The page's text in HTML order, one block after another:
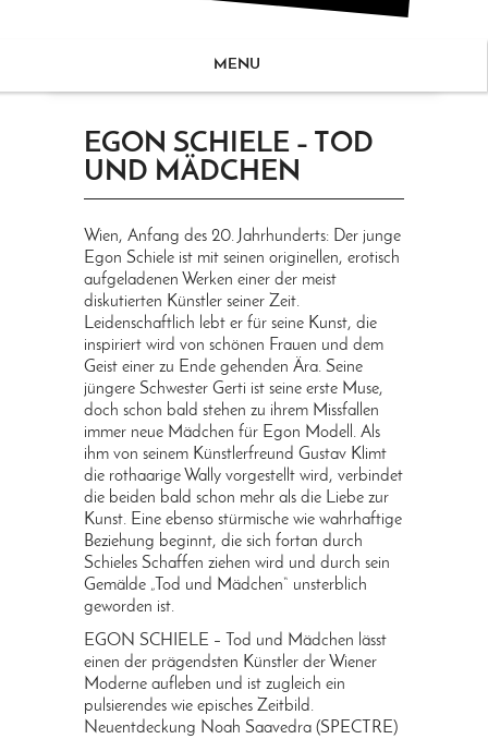
MENU
EGON SCHIELE – TOD
UND MÄDCHEN
Wien, Anfang des 20. Jahrhunderts: Der junge
Egon Schiele ist mit seinen originellen, erotisch
aufgeladenen Werken einer der meist
diskutierten Künstler seiner Zeit.
Leidenschaftlich lebt er für seine Kunst, die
inspiriert wird von schönen Frauen und dem
Geist einer zu Ende gehenden Ära. Seine
jüngere Schwester Gerti ist seine erste Muse,
doch schon bald stehen zu ihrem Missfallen
immer neue Mädchen für Egon Modell. Als
ihm von seinem Künstlerfreund Gustav Klimt
die rothaarige Wally vorgestellt wird, verbindet
die beiden bald schon mehr als die Liebe zur
Kunst. Eine ebenso stürmische wie wahrhaftige
Beziehung beginnt, die sich fortan durch
Schieles Schaffen ziehen wird und durch sein
Gemälde „Tod und Mädchen“ unsterblich
geworden ist.
EGON SCHIELE – Tod und Mädchen lässt
einen der prägendsten Künstler der Wiener
Moderne aufleben und ist zugleich ein
pulsierendes wie episches Zeitbild.
Neuentdeckung Noah Saavedra (SPECTRE)